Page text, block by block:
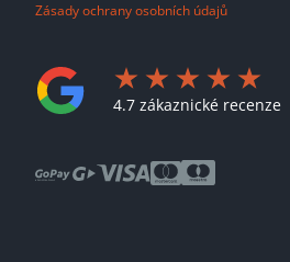
Zásady ochrany osobních údajů
4.7 zákaznické recenze